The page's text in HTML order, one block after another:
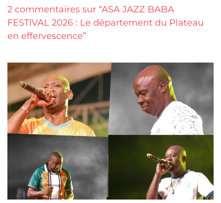
2 commentaires sur “ASA JAZZ BABA
FESTIVAL 2026 : Le département du Plateau
en effervescence”